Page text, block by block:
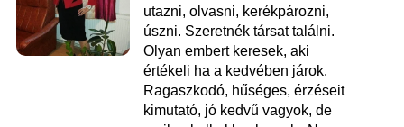
utazni, olvasni, kerékpározni,
úszni. Szeretnék társat találni.
Olyan embert keresek, aki
értékeli ha a kedvében járok.
Ragaszkodó, hűséges, érzéseit
kimutató, jó kedvű vagyok, de